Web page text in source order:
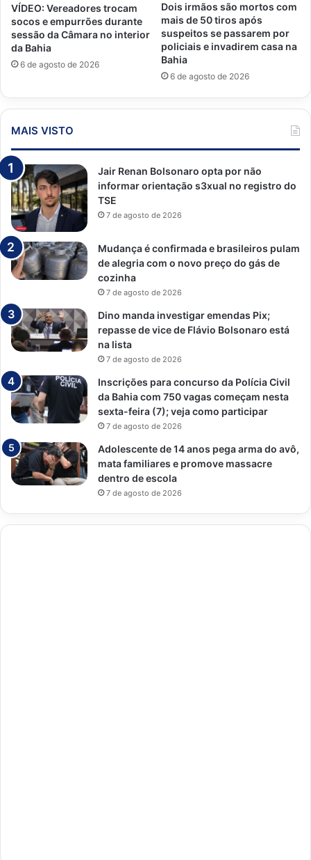
VÍDEO: Vereadores trocam
socos e empurrões durante
sessão da Câmara no interior
da Bahia
6 de agosto de 2026
Dois irmãos são mortos com
mais de 50 tiros após
suspeitos se passarem por
policiais e invadirem casa na
Bahia
6 de agosto de 2026
MAIS VISTO
Jair Renan Bolsonaro opta por não
informar orientação s3xual no registro do
TSE
7 de agosto de 2026
Mudança é confirmada e brasileiros pulam
de alegria com o novo preço do gás de
cozinha
7 de agosto de 2026
Dino manda investigar emendas Pix;
repasse de vice de Flávio Bolsonaro está
na lista
7 de agosto de 2026
Inscrições para concurso da Polícia Civil
da Bahia com 750 vagas começam nesta
sexta-feira (7); veja como participar
7 de agosto de 2026
Adolescente de 14 anos pega arma do avô,
mata familiares e promove massacre
dentro de escola
7 de agosto de 2026